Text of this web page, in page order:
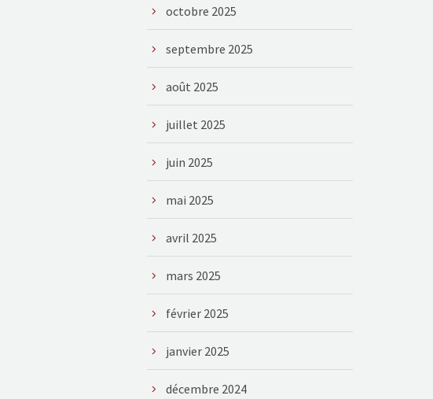
octobre 2025
septembre 2025
août 2025
juillet 2025
juin 2025
mai 2025
avril 2025
mars 2025
février 2025
janvier 2025
décembre 2024